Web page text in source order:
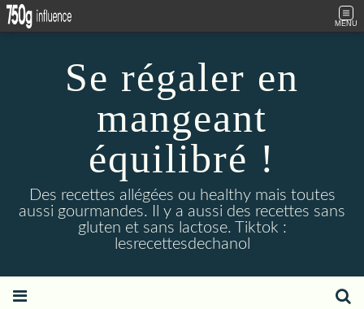
MENU
Se régaler en
mangeant
équilibré !
Des recettes allégées ou healthy mais toutes
aussi gourmandes. Il y a aussi des recettes sans
gluten et sans lactose. Tiktok :
lesrecettesdechanol